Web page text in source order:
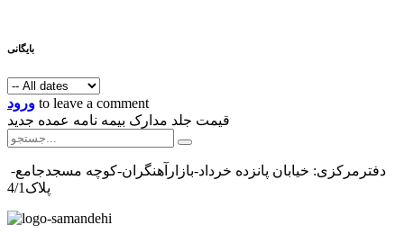
بایگانی
ورود to leave a comment
قیمت جلد مدارک بیمه نامه عمده جدید
پلاک4/1